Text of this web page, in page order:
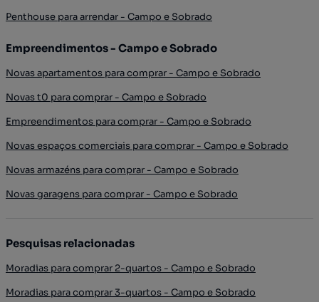
Penthouse para arrendar - Campo e Sobrado
Empreendimentos - Campo e Sobrado
Novas apartamentos para comprar - Campo e Sobrado
Novas t0 para comprar - Campo e Sobrado
Empreendimentos para comprar - Campo e Sobrado
Novas espaços comerciais para comprar - Campo e Sobrado
Novas armazéns para comprar - Campo e Sobrado
Novas garagens para comprar - Campo e Sobrado
Pesquisas relacionadas
Moradias para comprar 2-quartos - Campo e Sobrado
Moradias para comprar 3-quartos - Campo e Sobrado